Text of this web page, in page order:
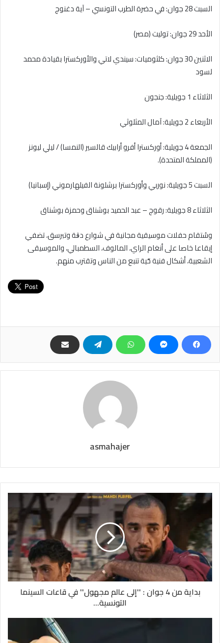
السبت 28 جوان: في حضرة الطرب التونسي – آية دغنوج
الأحد 29 جوان: توليت (مصر)
الاثنين 30 جوان: كلثوميات: سيندي لاتي والأوركسترا بقيادة محمد
لسود
الثلاثاء 1 جويلية: جنجون
الأربعاء 2 جويلية: آمال المثلوثي
الجمعة 4 جويلية: أوركسترا أفرو أرابيك قالسير (النمسا) / ليلي ليونز
(المملكة المتحدة).
السبت 5 جويلية: نوربي وأوركسترا برشلونة الفيلهارموني (إسبانيا)
الثلاثاء 8 جويلية: رقوج – عبد الحميد بوشناق وحمزة بوشناق
وسُتقام حفلات موسيقية مجانية في شوارع دڨة وتبرسق، تضفي
إيقاعا خاصا على أنغام الراي، المالوف، السطمبالي، والموسيقى
الشعبية، أشكال فنية حّية تنبع من الناس وتقترب منهم.
asmahajer
بداية من 4 جوان : ''إلى عالم مجهول'' في قاعات السينما
التونسية...